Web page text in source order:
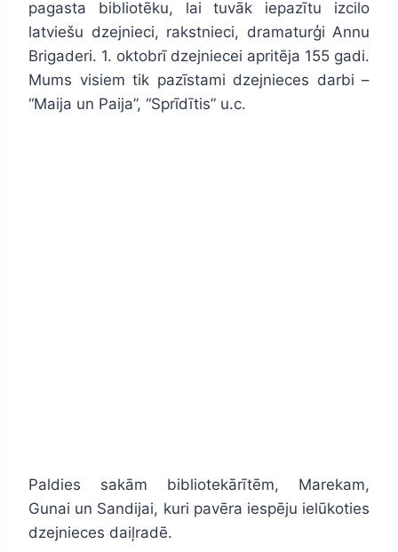
pagasta bibliotēku, lai tuvāk iepazītu izcilo
latviešu dzejnieci, rakstnieci, dramaturģi Annu
Brigaderi. 1. oktobrī dzejniecei apritēja 155 gadi.
Mums visiem tik pazīstami dzejnieces darbi –
“Maija un Paija”, “Sprīdītis” u.c.
Paldies sakām bibliotekārītēm, Marekam,
Gunai un Sandijai, kuri pavēra iespēju ielūkoties
dzejnieces daiļradē.